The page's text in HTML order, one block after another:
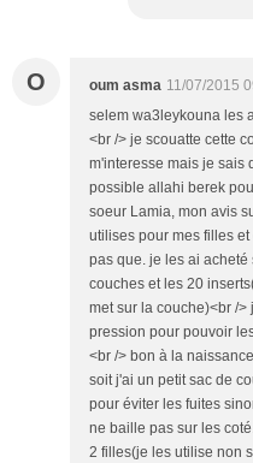
O oum asma 11/07/2015
selem wa3leykouna les
<br /> je scouatte cette
m'interesse mais je sais
possible allahi berek
soeur Lamia, mon avis
utilises pour mes filles
pas que. je les ai
couches et les 20
met sur la couche)<br /
pression pour pouvoir
<br /> bon à la
soit j'ai un petit sac de
pour éviter les fuites
ne baille pas sur les
2 filles(je les utilise non